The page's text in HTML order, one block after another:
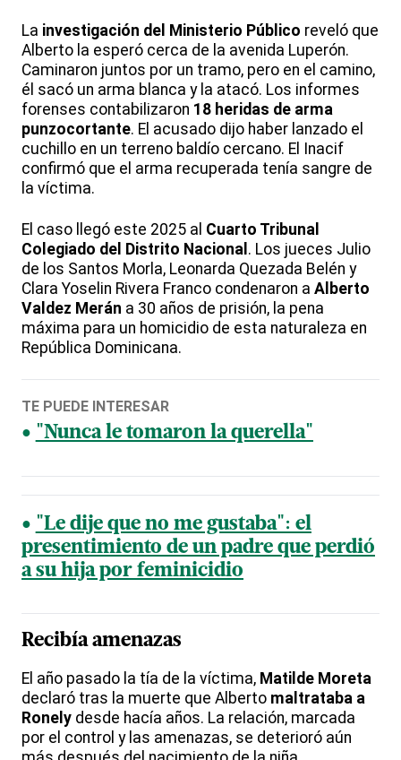
La investigación del Ministerio Público reveló que
Alberto la esperó cerca de la avenida Luperón.
Caminaron juntos por un tramo, pero en el camino,
él sacó un arma blanca y la atacó. Los informes
forenses contabilizaron 18 heridas de arma
punzocortante. El acusado dijo haber lanzado el
cuchillo en un terreno baldío cercano. El Inacif
confirmó que el arma recuperada tenía sangre de
la víctima.
El caso llegó este 2025 al Cuarto Tribunal
Colegiado del Distrito Nacional . Los jueces Julio
de los Santos Morla, Leonarda Quezada Belén y
Clara Yoselin Rivera Franco condenaron a Alberto
Valdez Merán a 30 años de prisión, la pena
máxima para un homicidio de esta naturaleza en
República Dominicana.
TE PUEDE INTERESAR
"Nunca le tomaron la querella"
"Le dije que no me gustaba": el
presentimiento de un padre que perdió
a su hija por feminicidio
Recibía amenazas
El año pasado la tía de la víctima, Matilde Moreta
declaró tras la muerte que Alberto maltrataba a
Ronely desde hacía años. La relación, marcada
por el control y las amenazas, se deterioró aún